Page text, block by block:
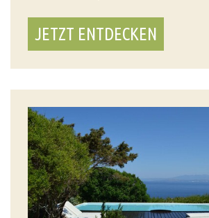
JETZT ENTDECKEN